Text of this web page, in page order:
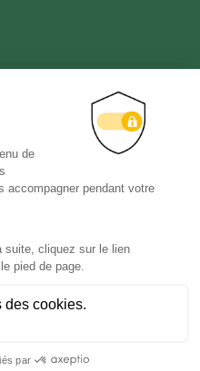
LinkedInYouTube